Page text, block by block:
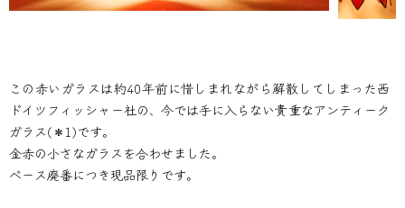
この赤いガラスは約40年前に惜しまれながら解散してしまった西
ドイツフィッシャー社の、今では手に入らない貴重なアンティーク
ガラス(＊1)です。
金赤の小さなガラスを合わせました。
ベース廃番につき現品限りです。